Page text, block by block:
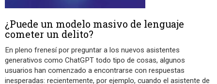
¿Puede un modelo masivo de lenguaje
cometer un delito?
En pleno frenesí por preguntar a los nuevos asistentes
generativos como ChatGPT todo tipo de cosas, algunos
usuarios han comenzado a encontrarse con respuestas
inesperadas: recientemente, por ejemplo, cuando el asistente de